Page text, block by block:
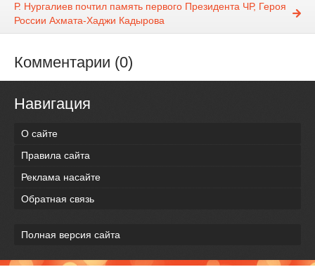
Р. Нургалиев почтил память первого Президента ЧР, Героя
России Ахмата-Хаджи Кадырова
Комментарии (0)
Навигация
О сайте
Правила сайта
Реклама насайте
Обратная связь
Полная версия сайта